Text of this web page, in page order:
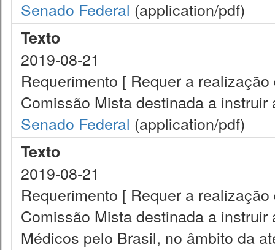
Senado Federal (application/pdf)
Texto
2019-08-21
Requerimento [ Requer a
Comissão Mista destinada a instruir
Senado Federal (application/pdf)
Texto
2019-08-21
Requerimento [ Requer a
Comissão Mista destinada a
Médicos pelo Brasil, no âmbito da